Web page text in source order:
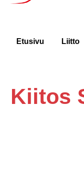
Etusivu Liitto
Kiitos